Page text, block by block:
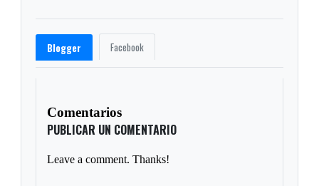
Blogger Facebook
Comentarios
PUBLICAR UN COMENTARIO
Leave a comment. Thanks!